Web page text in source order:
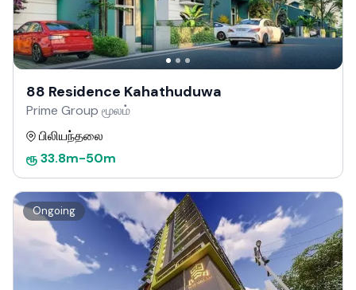
88 Residence Kahathuduwa
Prime Group மூலம்
பிலியந்தலை
ரூ33.8m-50m
Ongoing